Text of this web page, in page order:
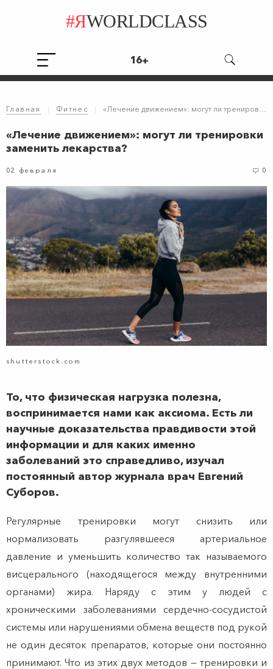
#ЯWORLDCLASS
16+
Главная | Фитнес | «Лечение движением»: могут ли тренировки заменить лекарства?
«Лечение движением»: могут ли тренировки
заменить лекарства?
02 февраля 0
shutterstock.com
То, что физическая нагрузка полезна,
воспринимается нами как аксиома. Есть ли
научные доказательства правдивости этой
информации и для каких именно
заболеваний это справедливо, изучал
постоянный автор журнала врач Евгений
Суборов.
Регулярные тренировки могут снизить или
нормализовать разгулявшееся артериальное
давление и уменьшить количество так называемого
висцерального (находящегося между внутренними
органами) жира. Наряду с этим у людей с
хроническими заболеваниями сердечно-сосудистой
системы или нарушениями обмена веществ под рукой
не один десяток препаратов, которые они постоянно
принимают. Что из этих двух методов — тренировки и